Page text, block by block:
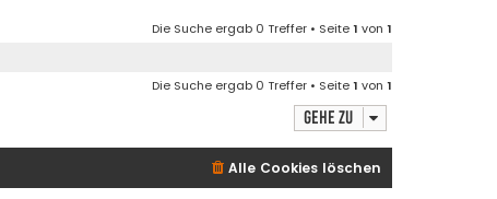
Die Suche ergab 0 Treffer • Seite1 von 1
Die Suche ergab 0 Treffer • Seite1 von 1
Gehe zu
Alle Cookies löschen